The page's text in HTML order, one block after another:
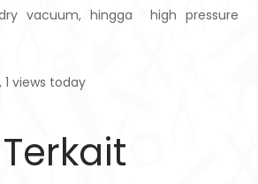
vacuum, hingga high pressure
, 1 views today